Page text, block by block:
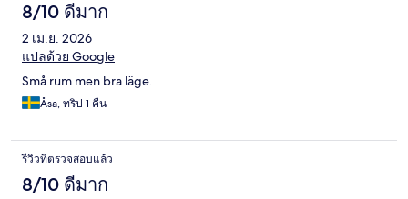
8/10 ดีมาก
2 เม.ย. 2026
แปลด้วย Google
Små rum men bra läge.
Åsa, ทริป 1 คืน
รีวิวที่ตรวจสอบแล้ว
8/10 ดีมาก